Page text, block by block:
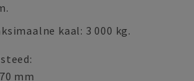
kaal: 3 000 kg.
mm